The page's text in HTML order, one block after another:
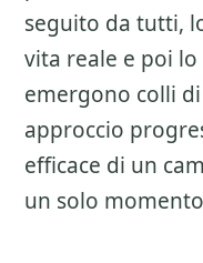
seguito da tutti,
vita reale e poi
emergono colli
approccio
efficace di un
un solo